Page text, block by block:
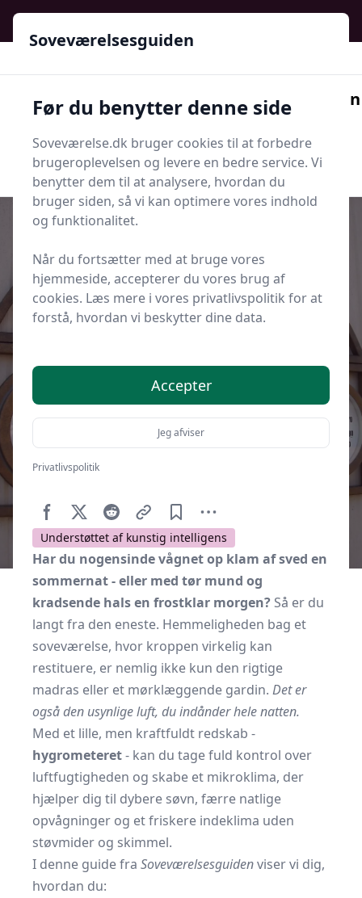
Soveværelsesguiden
Søg nu
Søg nu
Udgivet i Tips og Produkter
Sådan bruger du et hygrometer til
et bedre soveklima
Understøttet af kunstig intelligens
Har du nogensinde vågnet op klam af sved en
sommernat - eller med tør mund og
kradsende hals en frostklar morgen? Så er du
langt fra den eneste. Hemmeligheden bag et
soveværelse, hvor kroppen virkelig kan
restituere, er nemlig ikke kun den rigtige
madras eller et mørklæggende gardin. Det er
også den usynlige luft, du indånder hele natten.
Med et lille, men kraftfuldt redskab -
hygrometeret- kan du tage fuld kontrol over
luftfugtigheden og skabe et mikroklima, der
hjælper dig til dybere søvn, færre natlige
opvågninger og et friskere indeklima uden
støvmider og skimmel.
I denne guide fra Soveværelsesguidenviser vi dig,
hvordan du:
Soveværelsesguiden
Før du benytter denne side
Soveværelse.dk bruger cookies til at forbedre
brugeroplevelsen og levere en bedre service. Vi
benytter dem til at analysere, hvordan du
bruger siden, så vi kan optimere vores indhold
og funktionalitet.
Når du fortsætter med at bruge vores
hjemmeside, accepterer du vores brug af
cookies. Læs mere i vores privatlivspolitik for at
forstå, hvordan vi beskytter dine data.
Accepter
Jeg afviser
Privatlivspolitik